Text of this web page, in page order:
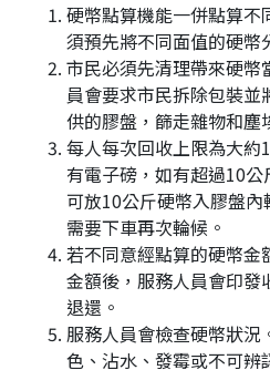
硬幣點算機能一併點算
須預先將不同面值的硬幣
市民必須先清理帶來硬幣
員會要求市民拆除包裝
供的膠盤，篩走雜物和塵
每人每次回收上限為大約
有電子磅，如有超過10
可放10公斤硬幣入膠盤
需要下車再次輪候。
若不同意經點算的硬幣
金額後，服務人員會印
退還。
服務人員會檢查硬幣狀況
色、沾水、發霉或不可辨